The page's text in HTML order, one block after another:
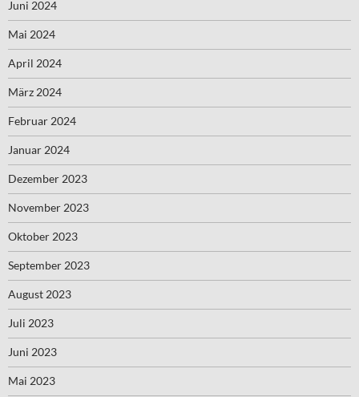
Juni 2024
Mai 2024
April 2024
März 2024
Februar 2024
Januar 2024
Dezember 2023
November 2023
Oktober 2023
September 2023
August 2023
Juli 2023
Juni 2023
Mai 2023